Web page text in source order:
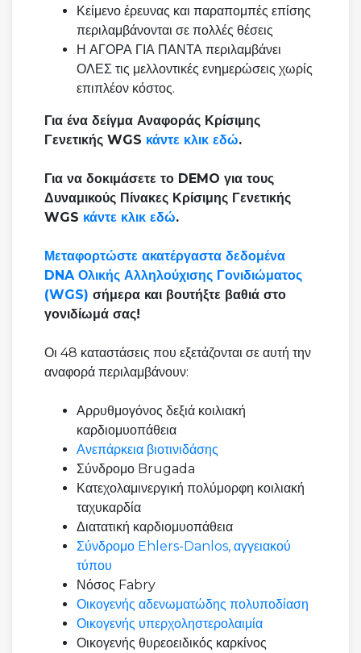
Κείμενο έρευνας και παραπομπές επίσης
περιλαμβάνονται σε πολλές θέσεις
Η ΑΓΟΡΑ ΓΙΑ ΠΑΝΤΑ περιλαμβάνει
ΟΛΕΣ τις μελλοντικές ενημερώσεις χωρίς
επιπλέον κόστος.
Για ένα δείγμα Αναφοράς Κρίσιμης
Γενετικής WGS κάντε κλικ εδώ.
Για να δοκιμάσετε το DEMO για τους
Δυναμικούς Πίνακες Κρίσιμης Γενετικής
WGS κάντε κλικ εδώ.
Μεταφορτώστε ακατέργαστα δεδομένα
DNA Ολικής Αλληλούχισης Γονιδιώματος
(WGS) σήμερα και βουτήξτε βαθιά στο
γονιδίωμά σας!
Οι 48 καταστάσεις που εξετάζονται σε αυτή την
αναφορά περιλαμβάνουν:
Αρρυθμογόνος δεξιά κοιλιακή
καρδιομυοπάθεια
Ανεπάρκεια βιοτινιδάσης
Σύνδρομο Brugada
Κατεχολαμινεργική πολύμορφη κοιλιακή
ταχυκαρδία
Διατατική καρδιομυοπάθεια
Σύνδρομο Ehlers-Danlos, αγγειακού
τύπου
Νόσος Fabry
Οικογενής αδενωματώδης πολυποδίαση
Οικογενής υπερχοληστερολαιμία
Οικογενής θυρεοειδικός καρκίνος